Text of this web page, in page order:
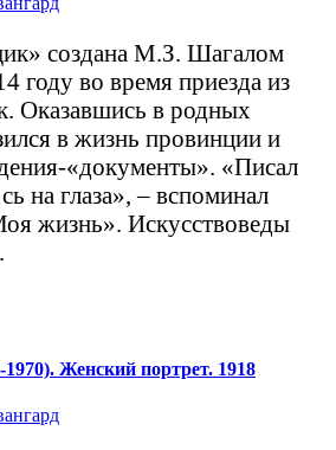
создана М.З. Шагалом
году во время приезда из
Оказавшись в родных
в жизнь провинции и
«документы». «Писал
на глаза», – вспоминал
жизнь». Искусствоведы
Женский портрет. 1918